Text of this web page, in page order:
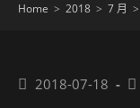
Home > 2018 > 7 月 >
Post2018-07-18